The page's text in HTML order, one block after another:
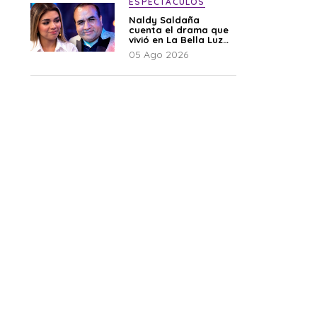
Naldy Saldaña
cuenta el drama que
vivió en La Bella Luz
tras denuncia al
director musical: “No
05 Ago 2026